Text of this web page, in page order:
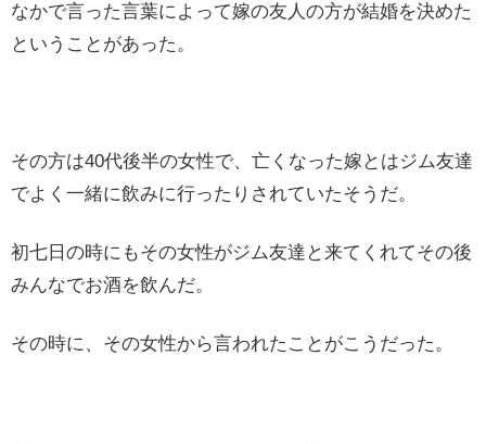
なかで言った言葉によって嫁の友人の方が結婚を決めた
ということがあった。
その方は40代後半の女性で、亡くなった嫁とはジム友達
でよく一緒に飲みに行ったりされていたそうだ。
初七日の時にもその女性がジム友達と来てくれてその後
みんなでお酒を飲んだ。
その時に、その女性から言われたことがこうだった。